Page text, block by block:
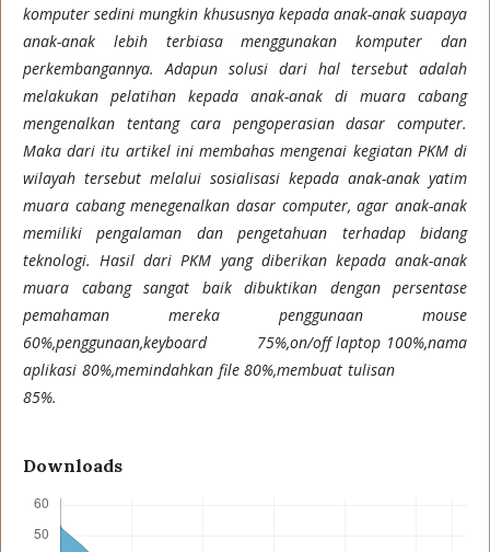
komputer sedini mungkin khususnya kepada anak-anak suapaya
anak-anak lebih terbiasa menggunakan komputer dan
perkembangannya. Adapun solusi dari hal tersebut adalah
melakukan pelatihan kepada anak-anak di muara cabang
mengenalkan tentang cara pengoperasian dasar computer.
Maka dari itu artikel ini membahas mengenai kegiatan PKM di
wilayah tersebut melalui sosialisasi kepada anak-anak yatim
muara cabang menegenalkan dasar computer, agar anak-anak
memiliki pengalaman dan pengetahuan terhadap bidang
teknologi. Hasil dari PKM yang diberikan kepada anak-anak
muara cabang sangat baik dibuktikan dengan persentase
pemahaman mereka penggunaan mouse
60%,penggunaan,keyboard 75%,on/off laptop 100%,nama
aplikasi 80%,memindahkan file 80%,membuat tulisan
85%.
Downloads